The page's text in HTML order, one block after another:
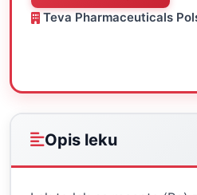
Teva Pharmaceuticals
Opis leku